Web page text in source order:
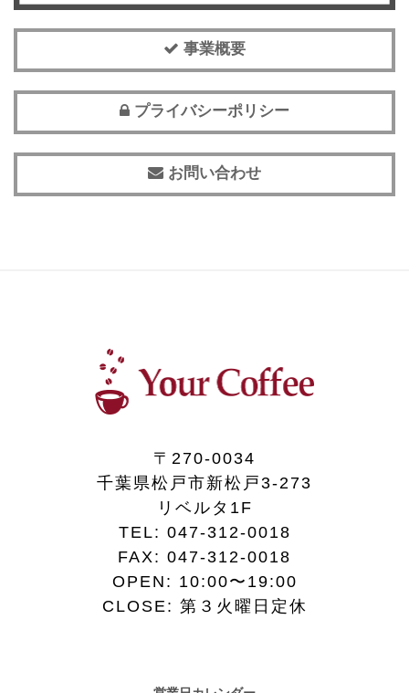
事業概要
プライバシーポリシー
お問い合わせ
〒270-0034
千葉県松戸市新松戸3-273
リベルタ1F
TEL: 047-312-0018
FAX: 047-312-0018
OPEN: 10:00〜19:00
CLOSE: 第３火曜日定休